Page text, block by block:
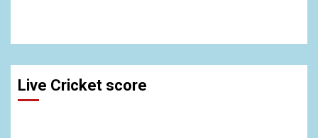
Live Cricket score